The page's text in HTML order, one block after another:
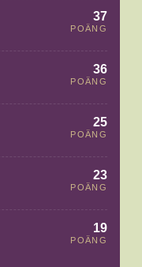
37
POÄNG
36
POÄNG
25
POÄNG
23
POÄNG
19
POÄNG